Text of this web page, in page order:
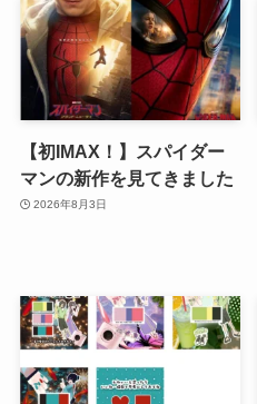
【初IMAX！】スパイダー
マンの新作を見てきました
2026年8月3日